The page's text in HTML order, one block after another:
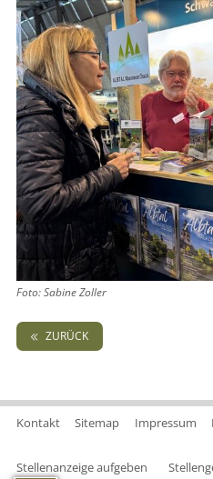
Foto: Sabine Zoller
ZURÜCK
Kontakt Sitemap Impressum
Stellenanzeige aufgeben